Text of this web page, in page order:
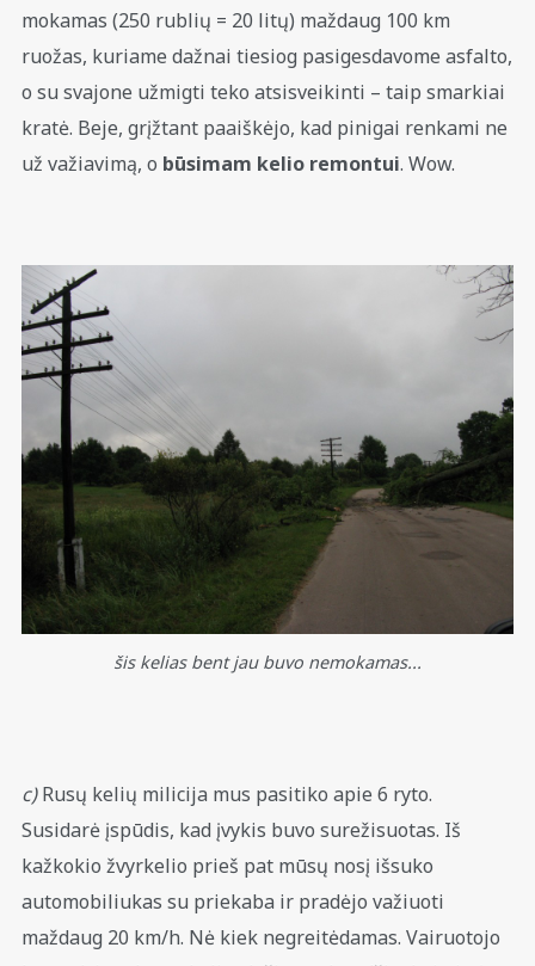
mokamas (250 rublių = 20 litų) maždaug 100 km
ruožas, kuriame dažnai tiesiog pasigesdavome asfalto,
o su svajone užmigti teko atsisveikinti – taip smarkiai
kratė. Beje, grįžtant paaiškėjo, kad pinigai renkami ne
už važiavimą, o būsimam kelio remontui. Wow.
šis kelias bent jau buvo nemokamas...
c)Rusų kelių milicija mus pasitiko apie 6 ryto.
Susidarė įspūdis, kad įvykis buvo surežisuotas. Iš
kažkokio žvyrkelio prieš pat mūsų nosį išsuko
automobiliukas su priekaba ir pradėjo važiuoti
maždaug 20 km/h. Nė kiek negreitėdamas. Vairuotojo